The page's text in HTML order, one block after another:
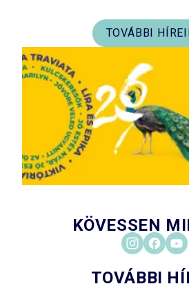
TOVÁBBI
KÖVESSEN
TOVÁBBI